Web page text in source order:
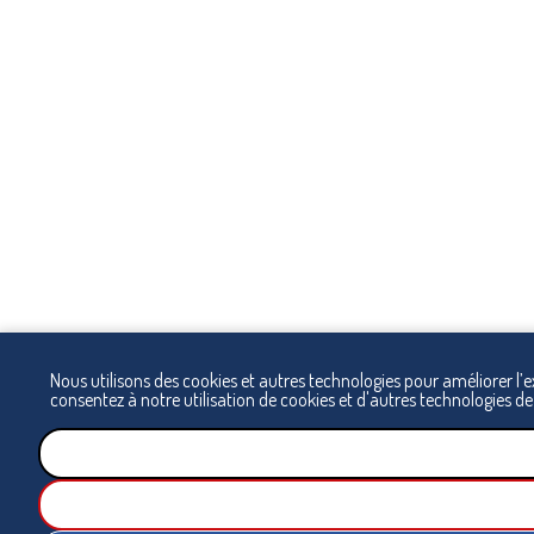
Nous utilisons des cookies et autres technologies pour améliorer
consentez à notre utilisation de cookies et d'autres technologies